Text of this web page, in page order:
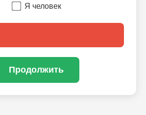
Я человек
Продолжить